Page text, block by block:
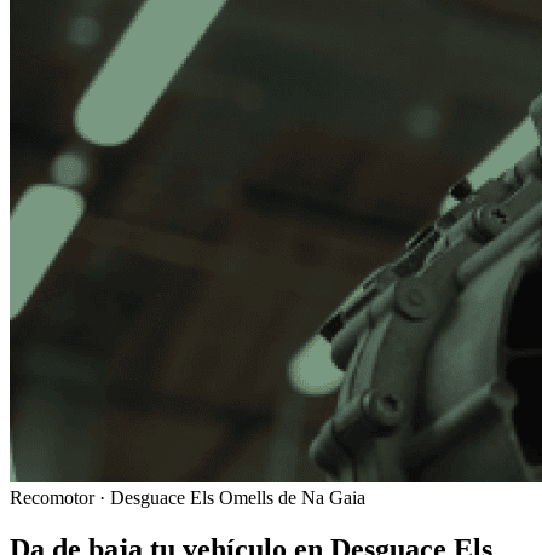
Recomotor · Desguace Els Omells de Na Gaia